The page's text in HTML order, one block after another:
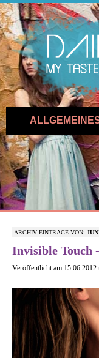
ARCHIV EINTRÄGE VON:
Invisible Touch
Veröffentlicht am